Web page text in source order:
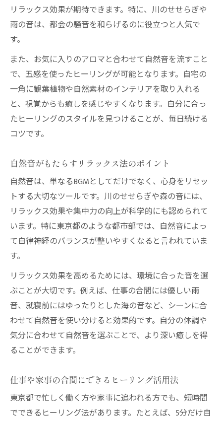
リラックス効果が期待できます。特に、川のせせらぎや
雨の音は、都会の騒音を和らげるのに役立つと人気で
す。
また、お気に入りのアロマと合わせて自然音を流すこと
で、五感を使ったヒーリングが可能となります。自宅の
一角に観葉植物や自然素材のインテリアを取り入れる
と、視覚からも癒しを感じやすくなります。自分に合っ
たヒーリングのスタイルを見つけることが、毎日続ける
コツです。
自然音がもたらすリラックス法のポイント
自然音は、単なるBGMとしてだけでなく、心身をリセッ
トする大切なツールです。川のせせらぎや森の音には、
リラックス効果や集中力の向上が科学的にも認められて
います。特に東京都のような都市部では、自然音によっ
て自律神経のバランスが整いやすくなると言われていま
す。
リラックス効果を高めるためには、環境に合った音を選
ぶことが大切です。例えば、仕事の合間には優しい雨
音、就寝前にはゆったりとした海の音など、シーンに合
わせて自然音を使い分けると効果的です。自分の体調や
気分に合わせて自然音を選ぶことで、より深い癒しを得
ることができます。
仕事や家事の合間にできるヒーリング活用法
東京都で忙しく働く方や家事に追われる方でも、短時間
でできるヒーリング法があります。たとえば、5分だけ自